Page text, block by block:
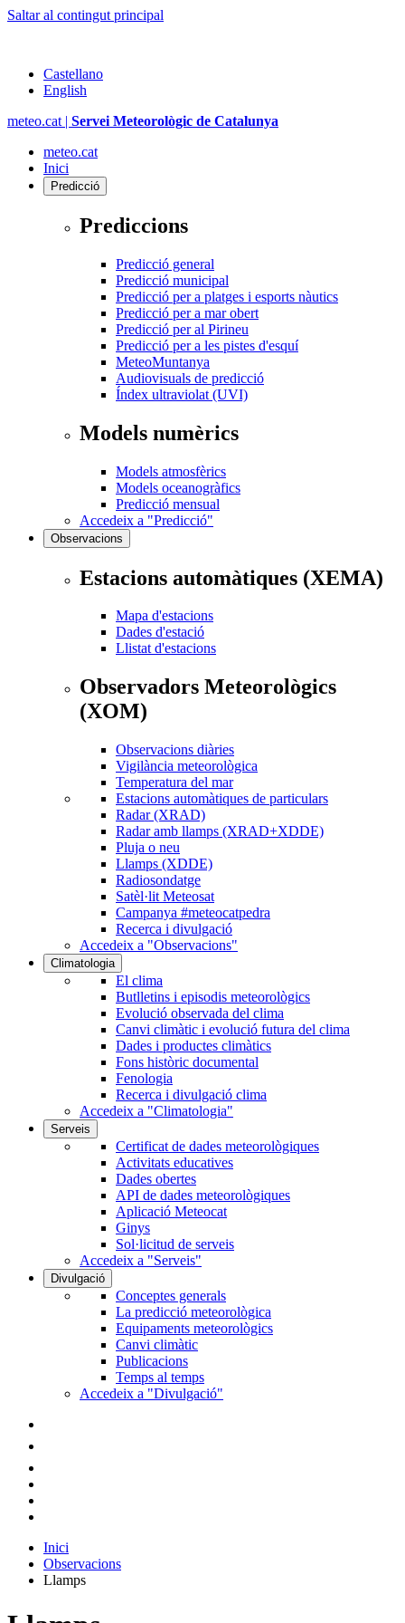
Saltar al contingut principal
Castellano
English
meteo.cat | Servei Meteorològic de Catalunya
meteo.cat
Inici
Predicció
Prediccions
Predicció general
Predicció municipal
Predicció per a platges i esports nàutics
Predicció per a mar obert
Predicció per al Pirineu
Predicció per a les pistes d'esquí
MeteoMuntanya
Audiovisuals de predicció
Índex ultraviolat (UVI)
Models numèrics
Models atmosfèrics
Models oceanogràfics
Predicció mensual
Accedeix a "Predicció"
Observacions
Estacions automàtiques (XEMA)
Mapa d'estacions
Dades d'estació
Llistat d'estacions
Observadors Meteorològics
(XOM)
Observacions diàries
Vigilància meteorològica
Temperatura del mar
Estacions automàtiques de particulars
Radar (XRAD)
Radar amb llamps (XRAD+XDDE)
Pluja o neu
Llamps (XDDE)
Radiosondatge
Satèl·lit Meteosat
Campanya #meteocatpedra
Recerca i divulgació
Accedeix a "Observacions"
Climatologia
El clima
Butlletins i episodis meteorològics
Evolució observada del clima
Canvi climàtic i evolució futura del clima
Dades i productes climàtics
Fons històric documental
Fenologia
Recerca i divulgació clima
Accedeix a "Climatologia"
Serveis
Certificat de dades meteorològiques
Activitats educatives
Dades obertes
API de dades meteorològiques
Aplicació Meteocat
Ginys
Sol·licitud de serveis
Accedeix a "Serveis"
Divulgació
Conceptes generals
La predicció meteorològica
Equipaments meteorològics
Canvi climàtic
Publicacions
Temps al temps
Accedeix a "Divulgació"
Inici
Observacions
Llamps